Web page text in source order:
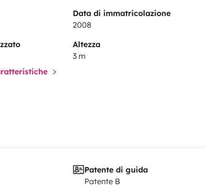
Data di immatricolazione
2008
Altezza
3 m
Patente di guida
Patente B